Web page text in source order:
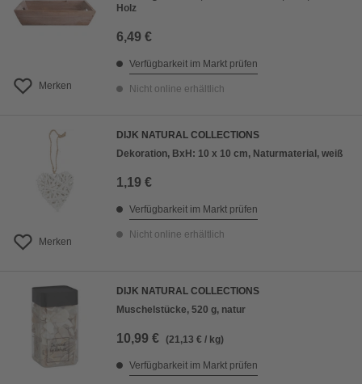
Merken
Holz
6,49 €
Verfügbarkeit im Markt prüfen
Nicht online erhältlich
Merken
DIJK NATURAL COLLECTIONS
Dekoration, BxH: 10 x 10 cm, Naturmaterial, weiß
1,19 €
Verfügbarkeit im Markt prüfen
Nicht online erhältlich
DIJK NATURAL COLLECTIONS
Muschelstücke, 520 g, natur
10,99 € (21,13 € / kg)
Verfügbarkeit im Markt prüfen